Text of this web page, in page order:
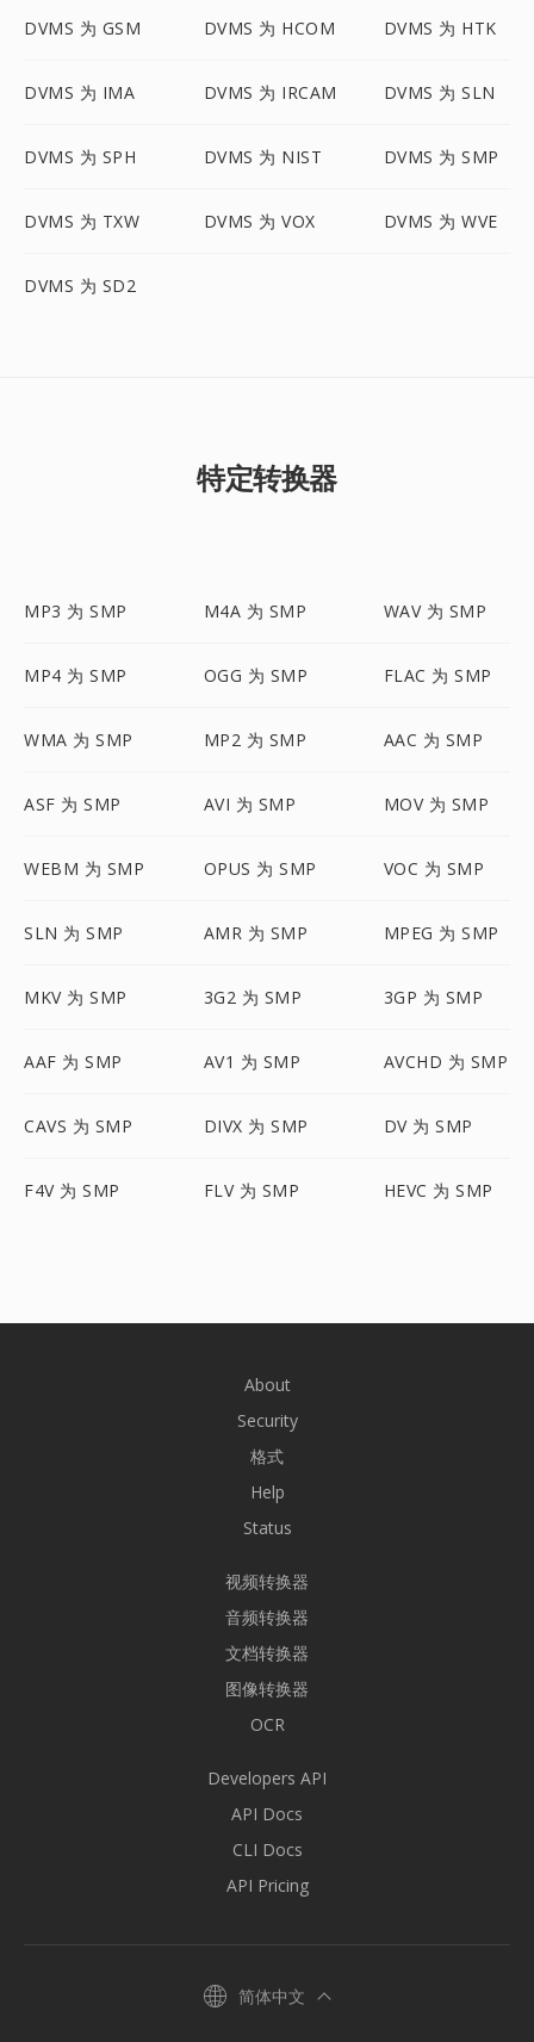
DVMS 为 GSM DVMS 为 HCOM DVMS 为 HTK
DVMS 为 IMA DVMS 为 IRCAM DVMS 为 SLN
DVMS 为 SPH DVMS 为 NIST DVMS 为 SMP
DVMS 为 TXW DVMS 为 VOX DVMS 为 WVE
DVMS 为 SD2
特定转换器
MP3 为 SMP M4A 为 SMP WAV 为 SMP
MP4 为 SMP OGG 为 SMP FLAC 为 SMP
WMA 为 SMP MP2 为 SMP AAC 为 SMP
ASF 为 SMP AVI 为 SMP MOV 为 SMP
WEBM 为 SMP OPUS 为 SMP VOC 为 SMP
SLN 为 SMP AMR 为 SMP MPEG 为 SMP
MKV 为 SMP 3G2 为 SMP 3GP 为 SMP
AAF 为 SMP AV1 为 SMP AVCHD 为 SMP
CAVS 为 SMP DIVX 为 SMP DV 为 SMP
F4V 为 SMP FLV 为 SMP HEVC 为 SMP
About
Security
格式
Help
Status
视频转换器
音频转换器
文档转换器
图像转换器
OCR
Developers API
API Docs
CLI Docs
API Pricing
简体中文